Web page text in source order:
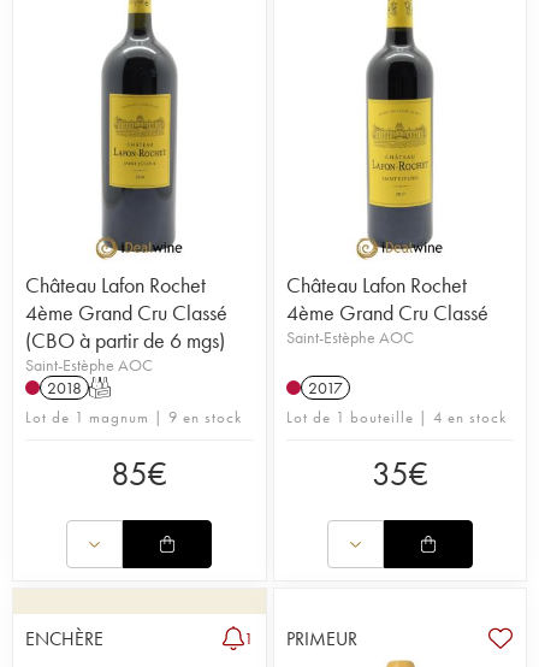
Château Lafon Rochet
4ème Grand Cru Classé
(CBO à partir de 6 mgs)
Saint-Estèphe AOC
2018 T
Lot de 1 magnum | 9 en stock
85€
Château Lafon Rochet
4ème Grand Cru Classé
Saint-Estèphe AOC
2017
Lot de 1 bouteille | 4 en stock
35€
ENCHÈRE 1 PRIMEUR